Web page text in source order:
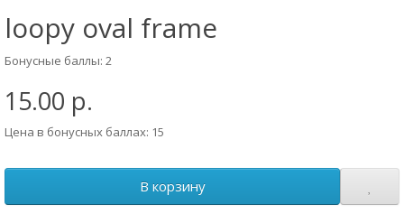
loopy oval frame
Бонусные баллы: 2
15.00 р.
Цена в бонусных баллах: 15
В корзину